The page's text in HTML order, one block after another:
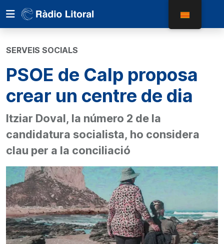
SERVEIS SOCIALS
PSOE de Calp proposa
crear un centre de dia
Itziar Doval, la número 2 de la
candidatura socialista, ho considera
clau per a la conciliació